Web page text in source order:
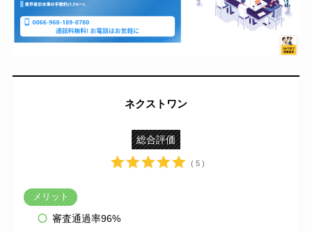
ネクストワン
総合評価
( 5 )
メリット
審査通過率96%